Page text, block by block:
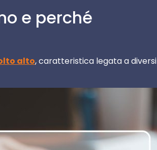
e perché
alto, caratteristica legata a diversi